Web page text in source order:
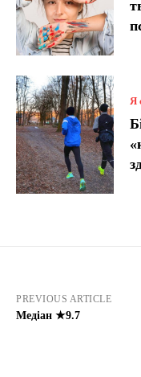
Я
PREVIOUS ARTICLE
Медіан ★9.7